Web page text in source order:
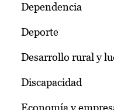
Dependencia
Deporte
Desarrollo rural y
Discapacidad
Economía y